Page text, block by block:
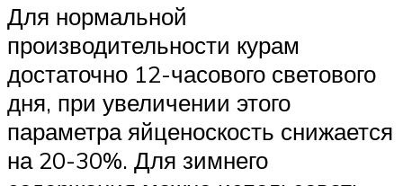
Для нормальной
производительности курам
достаточно 12-часового светового
дня, при увеличении этого
параметра яйценоскость снижается
на 20-30%. Для зимнего